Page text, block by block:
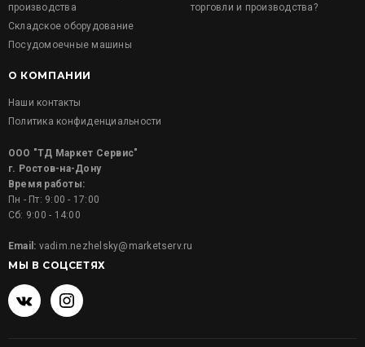
производства
Складское оборудование
Посудомоечные машины
торговли и производства?
О КОМПАНИИ
Наши контакты
Политика конфиденциальности
ООО "ТД Маркет Сервис"
г. Ростов-на-Дону
Время работы:
Пн - Пт: 9:00 - 17:00
Сб: 9:00 - 14:00
Email: vadim.nezhelsky@marketserv.ru
МЫ В СОЦСЕТЯХ